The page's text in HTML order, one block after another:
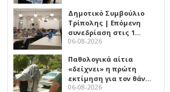
Δημοτικό Συμβούλιο
Τρίπολης | Επόμενη
συνεδρίαση στις 1…
06-08-2026
Παθολογικά αίτια
«δείχνει» η πρώτη
εκτίμηση για τον θάν…
06-08-2026